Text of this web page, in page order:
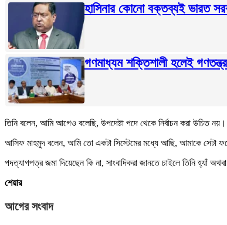
হাসিনার কোনো বক্তব্যই ভারত
গণমাধ্যম শক্তিশালী হলেই
তিনি বলেন, আমি আগেও বলেছি, উপদেষ্টা পদে থেকে নির্বাচন করা উচিত
আসিফ মাহমুদ বলেন, আমি তো একটা সিস্টেমের মধ্যে আছি, আমাকে সেটা
পদত্যাগপত্র জমা দিয়েছেন কি না, সাংবাদিকরা জানতে চাইলে তিনি হ্যাঁ
শেয়ার
আগের সংবাদ